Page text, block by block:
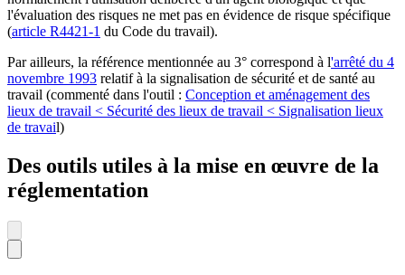
l'évaluation des risques ne met pas en évidence de risque spécifique
(article R4421-1 du Code du travail).
Par ailleurs, la référence mentionnée au 3° correspond à l'arrêté du 4
novembre 1993 relatif à la signalisation de sécurité et de santé au
travail (commenté dans l'outil : Conception et aménagement des
lieux de travail < Sécurité des lieux de travail < Signalisation lieux
de travail)
Des outils utiles à la mise en œuvre de la
réglementation